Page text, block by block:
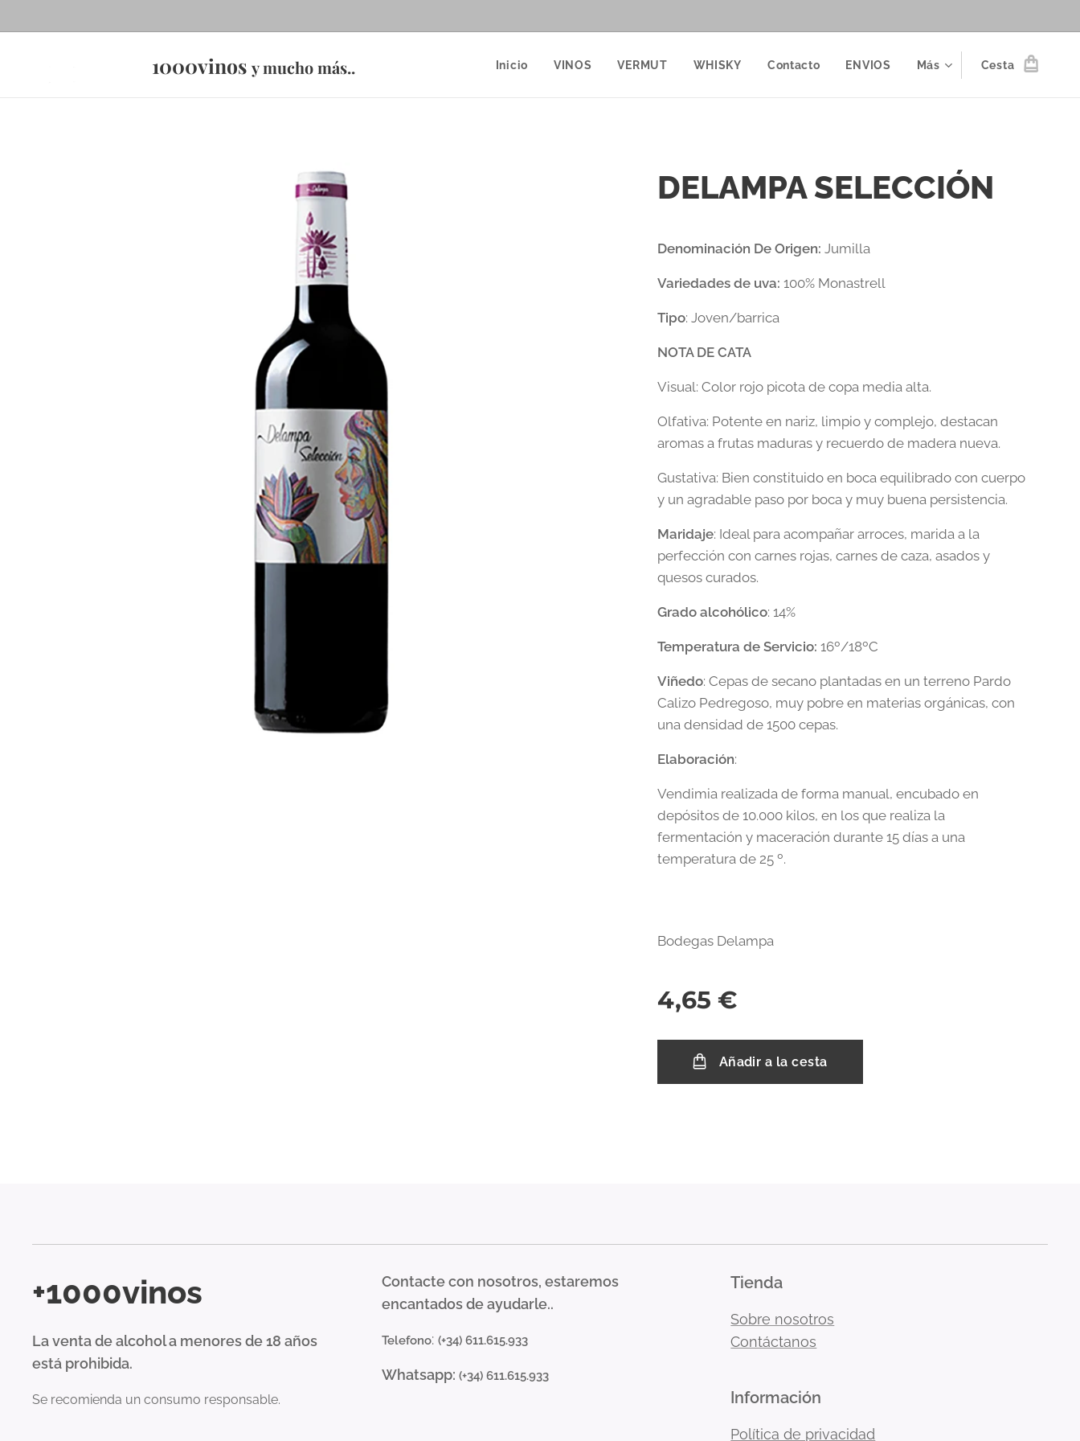
1000vinos y mucho más.. Inicio VINOS VERMUT WHISKY Contacto ENVIOS Más Cesta
DELAMPA SELECCIÓN
Denominación De Origen: Jumilla
Variedades de uva: 100% Monastrell
Tipo: Joven/barrica
NOTA DE CATA
Visual: Color rojo picota de copa media alta.
Olfativa: Potente en nariz, limpio y complejo, destacan
aromas a frutas maduras y recuerdo de madera nueva.
Gustativa: Bien constituido en boca equilibrado con cuerpo
y un agradable paso por boca y muy buena persistencia.
Maridaje: Ideal para acompañar arroces, marida a la
perfección con carnes rojas, carnes de caza, asados y
quesos curados.
Grado alcohólico: 14%
Temperatura de Servicio:16º/18ºC
Viñedo: Cepas de secano plantadas en un terreno Pardo
Calizo Pedregoso, muy pobre en materias orgánicas, con
una densidad de 1500 cepas.
Elaboración:
Vendimia realizada de forma manual, encubado en
depósitos de 10.000 kilos, en los que realiza la
fermentación y maceración durante 15 días a una
temperatura de 25 º.
Bodegas Delampa
4,65 €
Añadir a la cesta
+1000vinos
La venta de alcohol a menores de 18 años
está prohibida.
Se recomienda un consumo responsable.
Contacte con nosotros, estaremos
encantados de ayudarle..
Telefono: (+34) 611.615.933
Whatsapp: (+34) 611.615.933
Tienda
Sobre nosotros
Contáctanos
Información
Política de privacidad